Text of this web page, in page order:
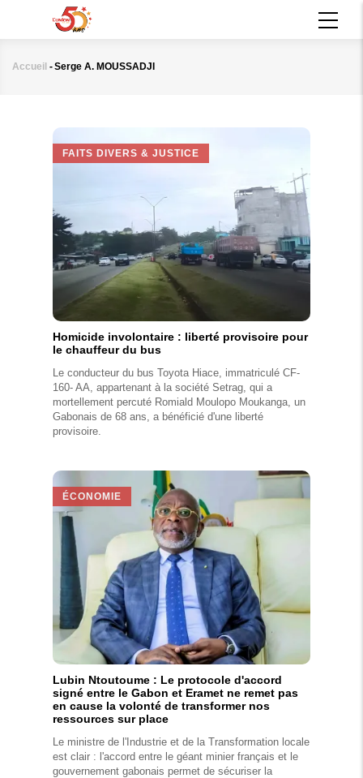
principal
Fil
Accueil -Serge A. MOUSSADJI
FAITS DIVERS & JUSTICE
Homicide involontaire : liberté provisoire pour
le chauffeur du bus
Le conducteur du bus Toyota Hiace, immatriculé CF-
160- AA, appartenant à la société Setrag, qui a
mortellement percuté Romiald Moulopo Moukanga, un
Gabonais de 68 ans, a bénéficié d'une liberté
provisoire.
ÉCONOMIE
Lubin Ntoutoume : Le protocole d'accord
signé entre le Gabon et Eramet ne remet pas
en cause la volonté de transformer nos
ressources sur place
Le ministre de l'Industrie et de la Transformation locale
est clair : l'accord entre le géant minier français et le
gouvernement gabonais permet de sécuriser la